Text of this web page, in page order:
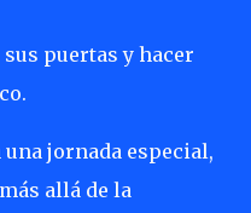
puertas y hacer
jornada especial,
allá de la